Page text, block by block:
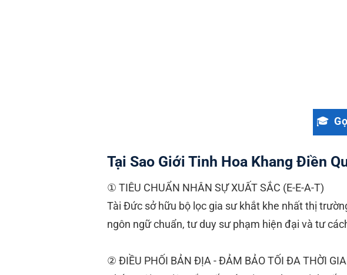
🎓
Tại Sao Giới Tinh Hoa Khang Điền
① TIÊU CHUẨN NHÂN SỰ XUẤT SẮC (E-E-A-T)
Tài Đức sở hữu bộ lọc gia sư khắt khe nhất thị
ngôn ngữ chuẩn, tư duy sư phạm hiện đại và tư
② ĐIỀU PHỐI BẢN ĐỊA - ĐẢM BẢO TỐI ĐA THỜI